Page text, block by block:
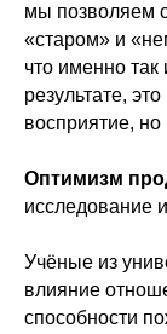
мы позволяем
«старом» и
что именно
результате,
восприятие,
Оптимизм
исследование
Учёные из
влияние
способности